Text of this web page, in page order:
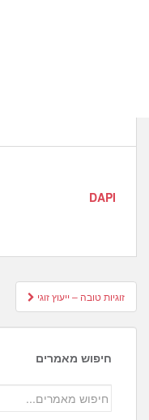
DAPI
Post
navigation
זוגיות טובה – ייעוץ זוגי
חיפוש מאמרים